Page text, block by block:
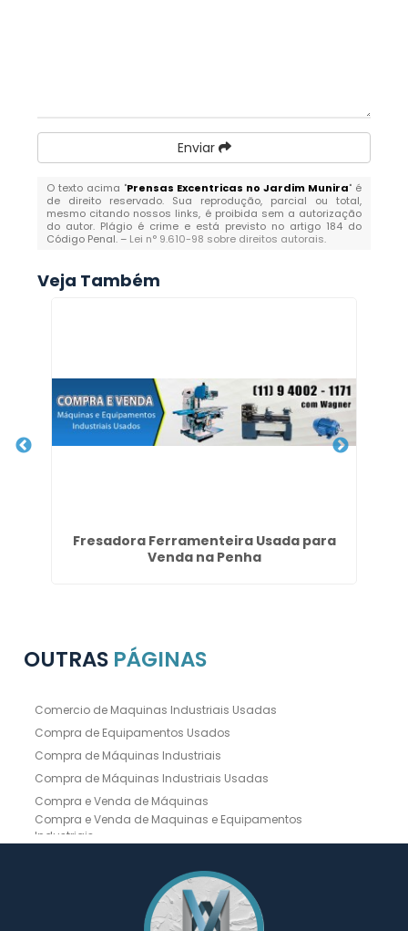
Enviar
O texto acima "Prensas Excentricas no Jardim Munira" é
de direito reservado. Sua reprodução, parcial ou total,
mesmo citando nossos links, é proibida sem a autorização
do autor. Plágio é crime e está previsto no artigo 184 do
Código Penal. – Lei n° 9.610-98 sobre direitos autorais.
Veja Também
Fresadora Ferramenteira Usada para
Venda na Penha
OUTRAS PÁGINAS
Comercio de Maquinas Industriais Usadas
Compra de Equipamentos Usados
Compra de Máquinas Industriais
Compra de Máquinas Industriais Usadas
Compra e Venda de Máquinas
Compra e Venda de Maquinas e Equipamentos
Industriais
Compra e Venda de Máquinas Operatrizes
Dobradeira CNC Usada
Dobradeira de Chapa Hidráulica Usada